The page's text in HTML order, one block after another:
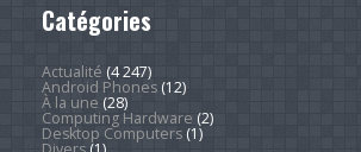
Catégories
Actualité (4 247)
Android Phones(12)
À la une (28)
Computing Hardware (2)
Desktop Computers(1)